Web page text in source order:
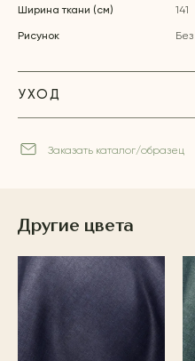
Ширина ткани (см) 141
Рисунок
УХОД
Заказать каталог/образец
Другие цвета